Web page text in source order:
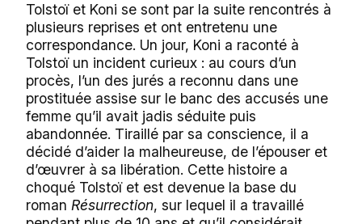
Tolstoï et Koni se sont par la suite rencontrés à
plusieurs reprises et ont entretenu une
correspondance. Un jour, Koni a raconté à
Tolstoï un incident curieux : au cours d’un
procès, l’un des jurés a reconnu dans une
prostituée assise sur le banc des accusés une
femme qu’il avait jadis séduite puis
abandonnée. Tiraillé par sa conscience, il a
décidé d’aider la malheureuse, de l’épouser et
d’œuvrer à sa libération. Cette histoire a
choqué Tolstoï et est devenue la base du
roman Résurrection, sur lequel il a travaillé